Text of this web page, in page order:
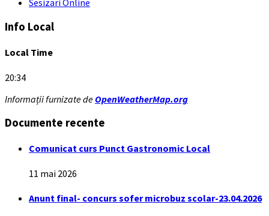
Sesizari Online
Info Local
Local Time
20:34
Informații furnizate de OpenWeatherMap.org
Documente recente
Comunicat curs Punct Gastronomic Local
11 mai 2026
Anunt final- concurs sofer microbuz scolar-23.04.2026